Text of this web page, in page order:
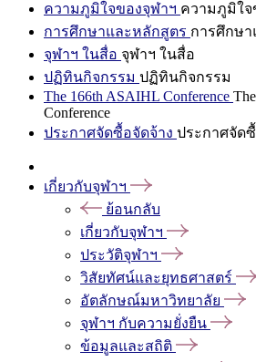
ความภูมิใจของจุฬาฯ ความภูมิใจ
การศึกษาและหลักสูตร การศึกษ
จุฬาฯ ในสื่อ จุฬาฯ ในสื่อ
ปฏิทินกิจกรรม ปฏิทินกิจกรรม
The 166th ASAIHL Conference
Conference
ประกาศจัดซื้อจัดจ้าง ประกาศจัด
เกี่ยวกับจุฬาฯ
ย้อนกลับ
เกี่ยวกับจุฬาฯ
ประวัติจุฬาฯ
วิสัยทัศน์และยุทธศาสตร์
อัตลักษณ์มหาวิทยาลัย
จุฬาฯ กับความยั่งยืน
ข้อมูลและสถิติ